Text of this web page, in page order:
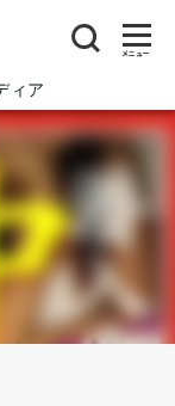
ィア
メニュー